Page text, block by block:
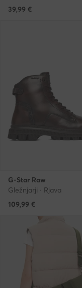
39,99 €
G-Star Raw
Gležnjarji · Rjava
109,99 €